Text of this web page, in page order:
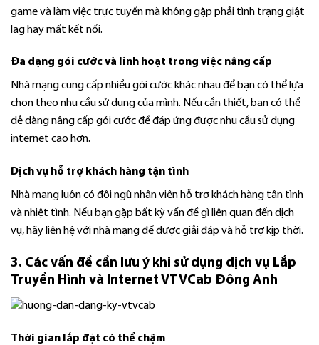
game và làm việc trực tuyến mà không gặp phải tình trạng giật
lag hay mất kết nối.
Đa dạng gói cước và linh hoạt trong việc nâng cấp
Nhà mạng cung cấp nhiều gói cước khác nhau để bạn có thể lựa
chọn theo nhu cầu sử dụng của mình. Nếu cần thiết, bạn có thể
dễ dàng nâng cấp gói cước để đáp ứng được nhu cầu sử dụng
internet cao hơn.
Dịch vụ hỗ trợ khách hàng tận tình
Nhà mạng luôn có đội ngũ nhân viên hỗ trợ khách hàng tận tình
và nhiệt tình. Nếu bạn gặp bất kỳ vấn đề gì liên quan đến dịch
vụ, hãy liên hệ với nhà mạng để được giải đáp và hỗ trợ kịp thời.
3. Các vấn đề cần lưu ý khi sử dụng dịch vụ Lắp
Truyền Hình và Internet VTVCab Đông Anh
Thời gian lắp đặt có thể chậm